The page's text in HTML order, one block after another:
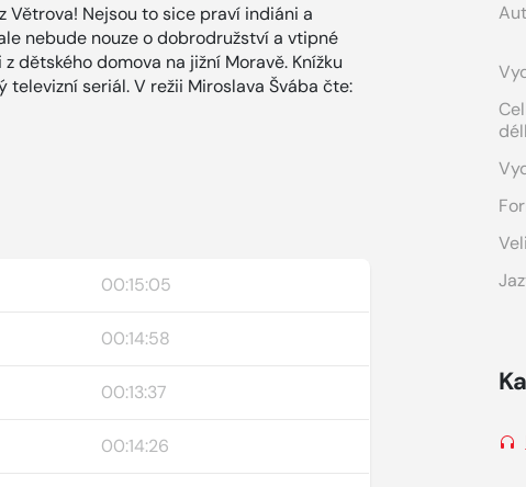
Větrova! Nejsou to sice praví indiáni a
nebude nouze o dobrodružství a vtipné
dětského domova na jižní Moravě. Knížku
seriál. V režii Miroslava Švába čte:
00:15:05
00:14:58
00:13:37
00:14:26